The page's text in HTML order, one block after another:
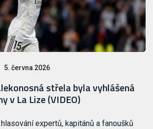
5. června 2026
střela byla vyhlášená
v La Lize (VIDEO)
expertů, kapitánů a fanoušků